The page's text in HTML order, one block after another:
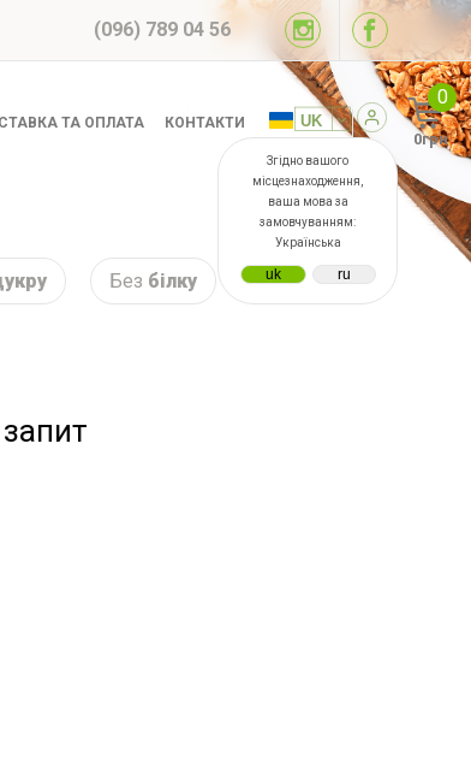
(096) 789 04 56
ТА ОПЛАТА КОНТАКТИ
Згідно вашого
місцезнаходження,
ваша мова за
замовчуванням:
Українська
0
0грн
Без білку